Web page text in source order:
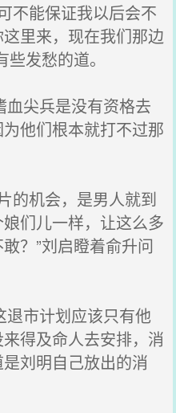
不能保证我以后会不
里来，现在我们那边
发愁的道。
尖兵是没有资格去
他们根本就打不过那
的机会，是男人就到
们儿一样，让这么多
？”刘启瞪着俞升问
市计划应该只有他
得及命人去安排，消
刘明自己放出的消